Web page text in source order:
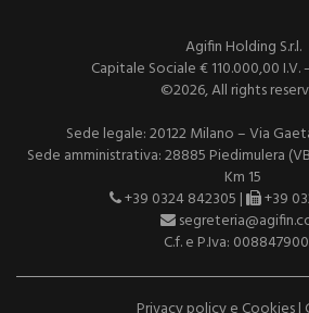
Agifin Holding S.r.l.
Capitale Sociale € 110.000,00
©2026, All rights
Sede legale: 20122 Milano – Via
Sede amministrativa: 28885 Piedimulera
Km 15
+39 0324 842305 |
+39
C.f. e P.Iva: